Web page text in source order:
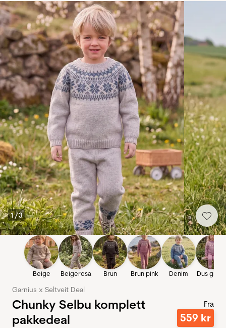
1/3
Beige Beigerosa Brun Brun pink Denim Dus
Garnius x Seltveit Deal
Chunky Selbu komplett
pakkedeal
Fra
559 kr